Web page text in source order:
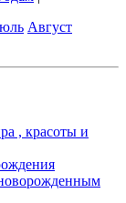
Август
, красоты и